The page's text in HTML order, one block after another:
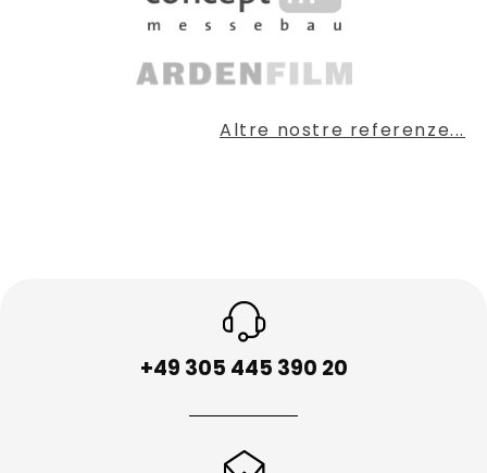
Altre nostre referenze...
+49 305 445 390 20